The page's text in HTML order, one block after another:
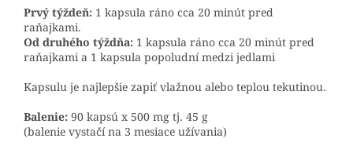
Prvý týždeň: 1 kapsula ráno cca 20 minút pred
raňajkami.
Od druhého týždňa: 1 kapsula ráno cca 20 minút pred
raňajkami a 1 kapsula popoludní medzi jedlami
Kapsulu je najlepšie zapiť vlažnou alebo teplou tekutinou.
Balenie: 90 kapsú x 500 mg tj. 45 g
(balenie vystačí na 3 mesiace užívania)